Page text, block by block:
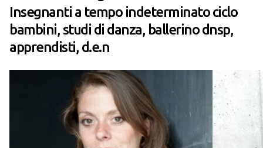
Insegnanti a tempo indeterminato ciclo
bambini, studi di danza, ballerino dnsp,
apprendisti, d.e.n